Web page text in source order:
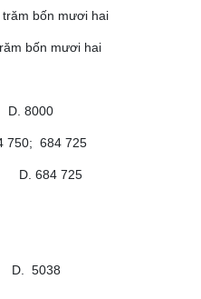
bốn mươi hai
bốn mươi hai
750; 684 725
684 725